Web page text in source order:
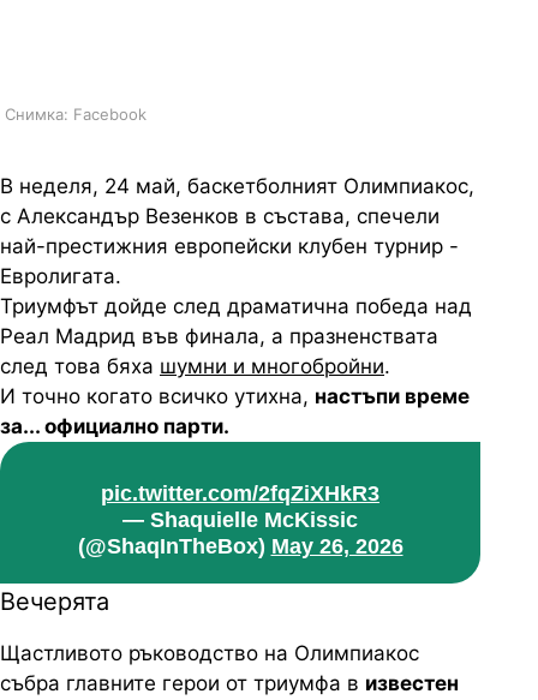
Снимка: Facebook
В неделя, 24 май, баскетболният Олимпиакос,
с Александър Везенков в състава, спечели
най-престижния европейски клубен турнир -
Евролигата.
Триумфът дойде след драматична победа над
Реал Мадрид във финала, а празненствата
след това бяха шумни и многобройни.
И точно когато всичко утихна, настъпи време
за... официално парти.
pic.twitter.com/2fqZiXHkR3
— Shaquielle McKissic
(@ShaqInTheBox) May 26, 2026
Вечерята
Щастливото ръководство на Олимпиакос
събра главните герои от триумфа в известен